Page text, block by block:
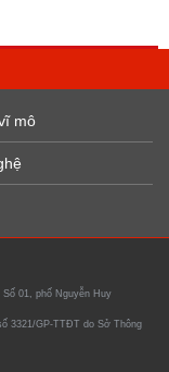
mô
01, phố Nguyễn Huy
3321/GP-TTĐT do Sở Thông